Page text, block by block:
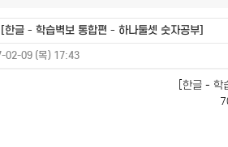
한글 - 학습벽보 통합편 - 하나둘셋 숫자공부]
02-09 (목) 17:43
[한글 - 학